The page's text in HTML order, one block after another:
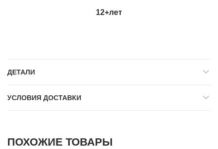
12+лет
ДЕТАЛИ
УСЛОВИЯ ДОСТАВКИ
ПОХОЖИЕ ТОВАРЫ